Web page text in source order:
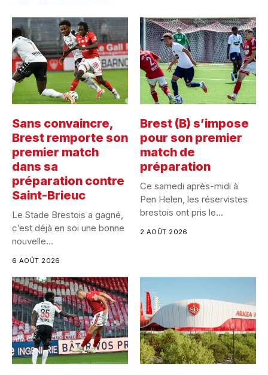
Sans convaincre,
Brest remporte son
premier match
dans sa
préparation contre
Saint-Brieuc
Le Stade Brestois a gagné,
c’est déjà en soi une bonne
nouvelle...
6 AOÛT 2026
Brest (B) s’impose
pour son premier
match de
préparation
Ce samedi après-midi à
Pen Helen, les réservistes
brestois ont pris le...
2 AOÛT 2026